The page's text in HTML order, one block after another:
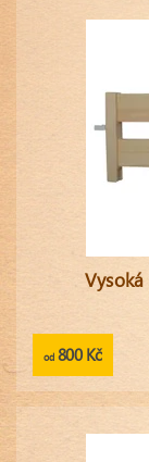
od800 Kč